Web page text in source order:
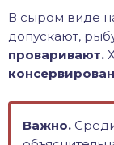
В сыром виде
допускают,
проваривают.
Важно.